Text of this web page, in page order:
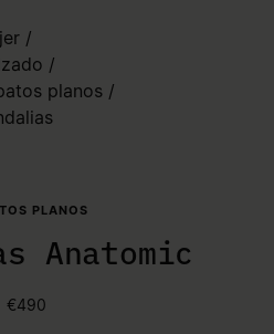
/
/
planos /
PLANOS
Anatomic
€490